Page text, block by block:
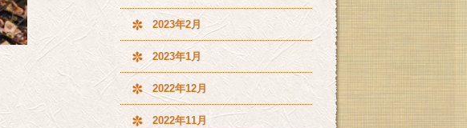
2023年2月
2023年1月
2022年12月
2022年11月